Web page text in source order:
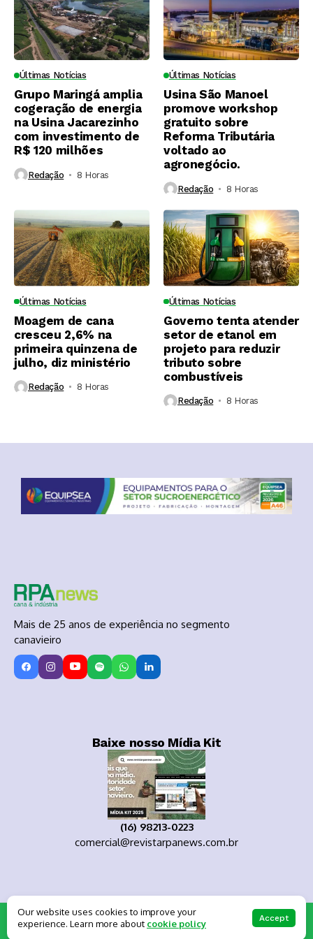
Últimas Notícias
Grupo Maringá amplia
cogeração de energia
na Usina Jacarezinho
com investimento de
R$ 120 milhões
Redação 8 Horas ⁮
Últimas Notícias
Usina São Manoel
promove workshop
gratuito sobre
Reforma Tributária
voltado ao
agronegócio.
Redação 8 Horas ⁮
Últimas Notícias
Moagem de cana
cresceu 2,6% na
primeira quinzena de
julho, diz ministério
Redação 8 Horas ⁮
Últimas Notícias
Governo tenta atender
setor de etanol em
projeto para reduzir
tributo sobre
combustíveis
Redação 8 Horas ⁮
Mais de 25 anos de experiência no segmento
canavieiro
Baixe nosso Mídia Kit
(16) 98213-0223
comercial@revistarpanews.com.br
Copyright 2025
Private policy Forums
Our website uses cookies to improve your
experience. Learn more about cookie policy Accept